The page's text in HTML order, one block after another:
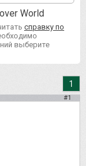
World
справку по
выберите
1
#1